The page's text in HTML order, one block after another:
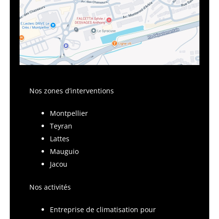
Nos zones d’interventions
Montpellier
Teyran
Lattes
Mauguio
Jacou
Nos activités
Entreprise de climatisation pour